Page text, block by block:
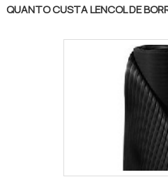
QUANTO CUSTA LENCOL DE